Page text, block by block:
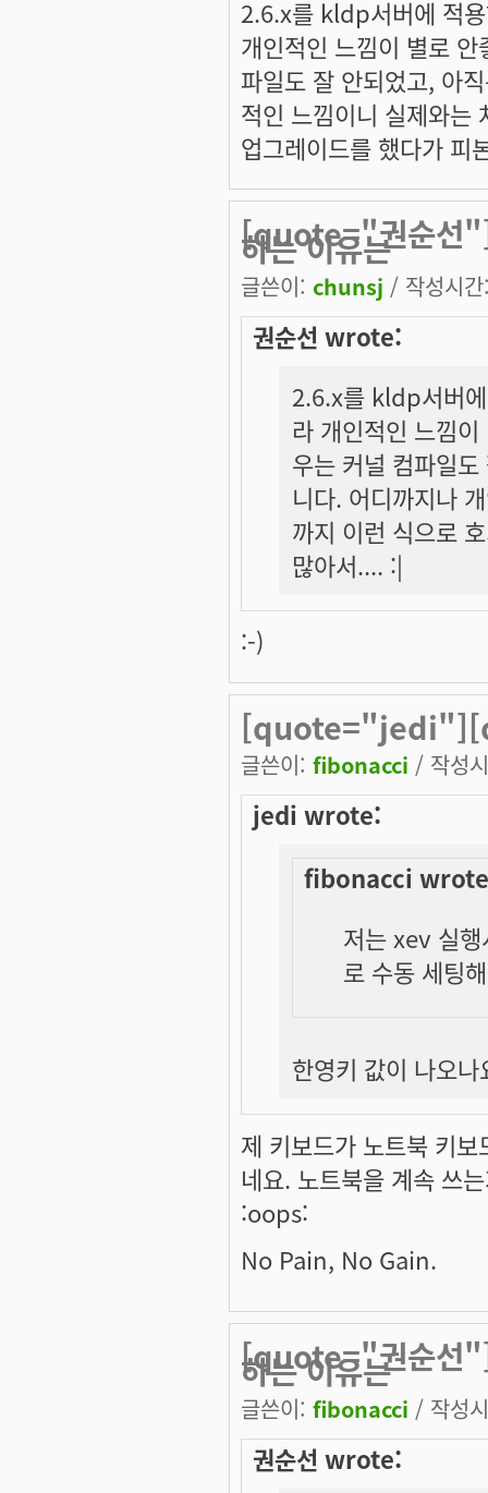
2.6.x를 kldp서버에 적
개인적인 느낌이 별로
파일도 잘 안되었고, 아
적인 느낌이니 실제와는
업그레이드를 했다가 피
[quote="권순선
하는 이유는
글쓴이: chunsj / 작성시
권순선 wrote:
2.6.x를 kldp서버
라 개인적인 느낌
우는 커널 컴파일
니다. 어디까지나
까지 이런 식으로
많아서.... :|
:-)
글쓴이: fibonacci / 작성
jedi wrote:
fibonacci
저는 xev 실
로 수동 세팅
한영키 값이 나오
제 키보드가 노트북 키
네요. 노트북을 계속 쓰
:oops:
No Pain, No Gain.
[quote="권순선
하는 이유는
글쓴이: fibonacci / 작성
권순선 wrote: